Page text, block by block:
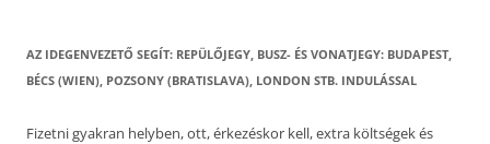
AZ IDEGENVEZETŐ SEGÍT: REPÜLŐJEGY, BUSZ- ÉS VONATJEGY: BUDAPEST,
BÉCS (WIEN), POZSONY (BRATISLAVA), LONDON STB. INDULÁSSAL
Fizetni gyakran helyben, ott, érkezéskor kell, extra költségek és